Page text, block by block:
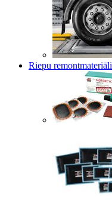
Riepu remontmateriāli